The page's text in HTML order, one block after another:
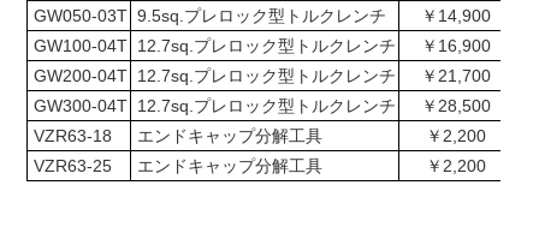
GW050-03T 9.5sq.プレロック型トルクレンチ ￥14,900
GW100-04T 12.7sq.プレロック型トルクレンチ ￥16,900
GW200-04T 12.7sq.プレロック型トルクレンチ ￥21,700
GW300-04T 12.7sq.プレロック型トルクレンチ ￥28,500
VZR63-18
エンドキャップ分解工具 ￥2,200
VZR63-25
エンドキャップ分解工具 ￥2,200